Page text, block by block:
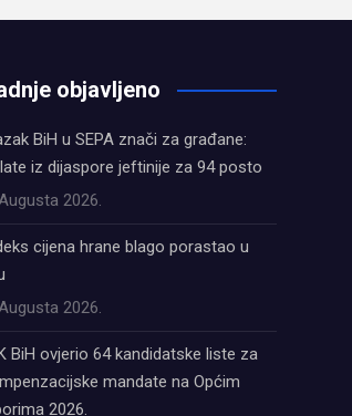
objavljeno
BiH u SEPA znači za građane:
iz dijaspore jeftinije za 94 posto
2026.
cijena hrane blago porastao u
2026.
BiH ovjerio 64 kandidatske liste za
mandate na Općim
2026.